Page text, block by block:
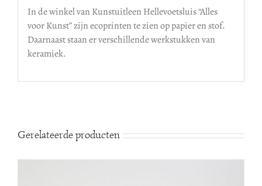
In de winkel van Kunstuitleen Hellevoetsluis “Alles
voor Kunst” zijn ecoprinten te zien op papier en stof.
Daarnaast staan er verschillende werkstukken van
keramiek.
Gerelateerde producten